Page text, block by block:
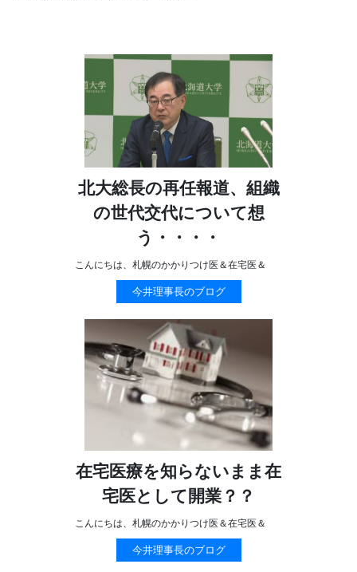
北大総長の再任報道、組織
の世代交代について想
う・・・・
こんにちは、札幌のかかりつけ医＆在宅医＆
今井理事長のブログ
在宅医療を知らないまま在
宅医として開業？？
こんにちは、札幌のかかりつけ医＆在宅医＆
今井理事長のブログ